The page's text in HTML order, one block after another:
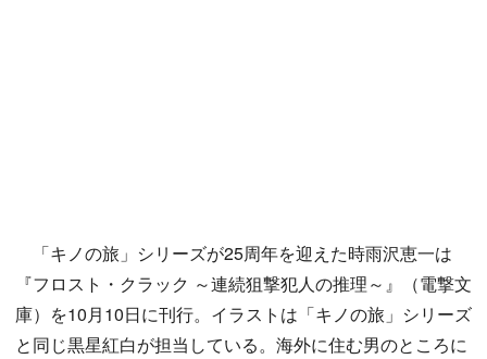
「キノの旅」シリーズが25周年を迎えた時雨沢恵一は
『フロスト・クラック ～連続狙撃犯人の推理～』（電撃文
庫）を10月10日に刊行。イラストは「キノの旅」シリーズ
と同じ黒星紅白が担当している。海外に住む男のところに